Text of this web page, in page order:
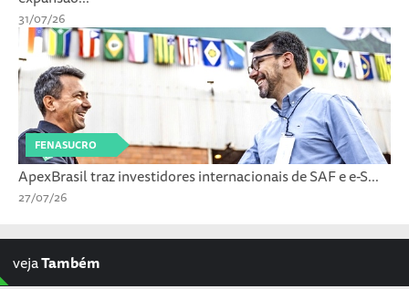
31/07/26
FENASUCRO
ApexBrasil traz investidores internacionais de SAF e e-S...
27/07/26
vejaTambém